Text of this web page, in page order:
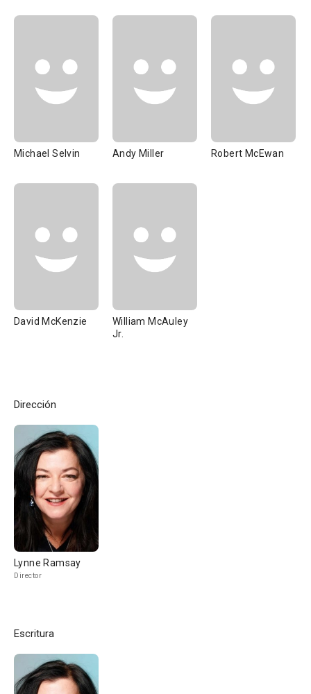
Michael Selvin Andy Miller Robert McEwan
David McKenzie
William McAuley
Jr.
Dirección
Lynne Ramsay
Director
Escritura